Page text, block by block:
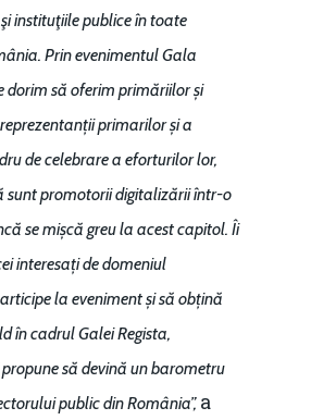
instituţiile publice în toate
Prin evenimentul Gala
dorim să oferim primăriilor și
primarilor și a
de celebrare a eforturilor lor,
sunt promotorii digitalizării într-o
se mișcă greu la acest capitol. Îi
interesați de domeniul
la eveniment și să obțină
în cadrul Galei Regista,
propune să devină un barometru
public din România”, a